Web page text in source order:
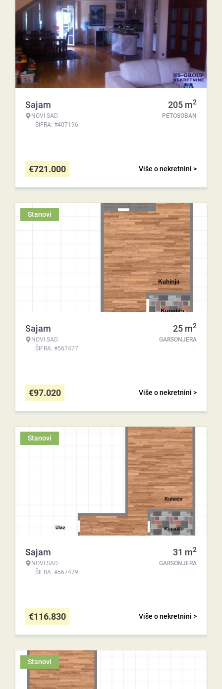
Sajam
NOVI SAD
ŠIFRA: #407196
205 m2
PETOSOBAN
Više o nekretnini >
€721.000
Stanovi
Sajam
NOVI SAD
ŠIFRA: #567477
25 m2
GARSONJERA
Više o nekretnini >
€97.020
Stanovi
Sajam
NOVI SAD
ŠIFRA: #567479
31 m2
GARSONJERA
Više o nekretnini >
€116.830
Stanovi